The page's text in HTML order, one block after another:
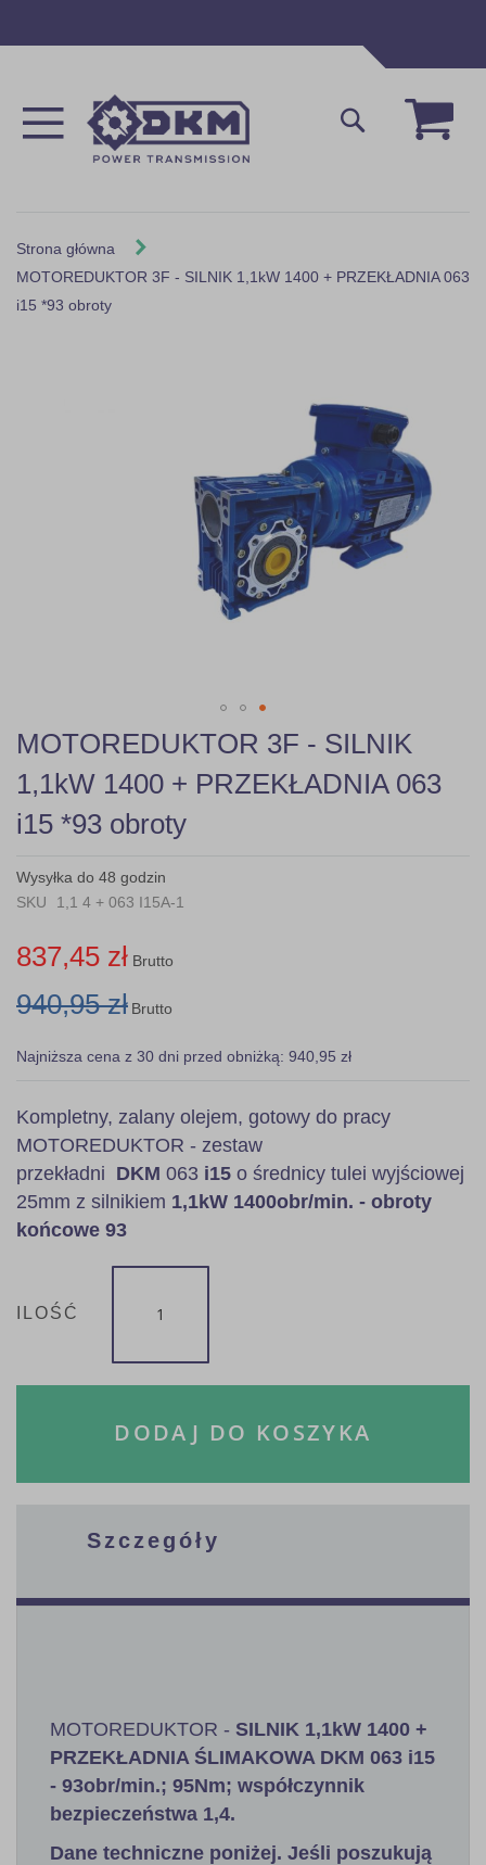
Mój
Szukaj
Strona główna
MOTOREDUKTOR 3F - SILNIK 1,1kW 1400 + PRZEKŁADNIA 063
i15 *93 obroty
Skip
to
the
beginning
of
the
gallery
MOTOREDUKTOR 3F - SILNIK
1,1kW 1400 + PRZEKŁADNIA 063
i15 *93 obroty
Wysyłka do 48 godzin
SKU
1,1 4 + 063 I15A-1
837,45 zł Brutto
940,95 zł Brutto
Najniższa cena z 30 dni przed obniżką: 940,95 zł
Kompletny, zalany olejem, gotowy do pracy
MOTOREDUKTOR - zestaw
przekładni DKM 063 i15 o średnicy tulei wyjściowej
25mm z silnikiem 1,1kW 1400obr/min. - obroty
końcowe 93
ILOŚĆ
DODAJ DO KOSZYKA
Szczegóły
MOTOREDUKTOR - SILNIK 1,1kW 1400 +
PRZEKŁADNIA ŚLIMAKOWA DKM 063 i15
- 93obr/min.; 95Nm; współczynnik
bezpieczeństwa 1,4.
Dane techniczne poniżej. Jeśli poszukują